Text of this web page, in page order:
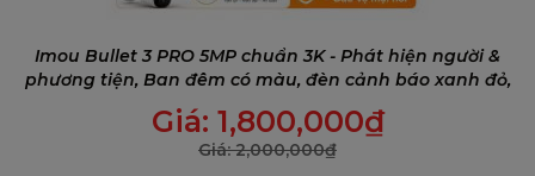
Phụ kiện đi kèm
IMOU PS7F là giải pháp camera giám sát toàn
diện, tích hợp nhiều công nghệ thông minh hiện
đại, phù hợp cho các không gian cần theo dõi 360°
và cảnh báo chủ động. Với khả năng quay quét
Imou Bullet 3 PRO 5MP chuẩn 3K - Phát hiện người &
phương tiện, Ban đêm có màu, đèn cảnh báo xanh đỏ,
Đàm thoại 2 chiều
Giá: 1,800,000₫
Giá:2,000,000₫